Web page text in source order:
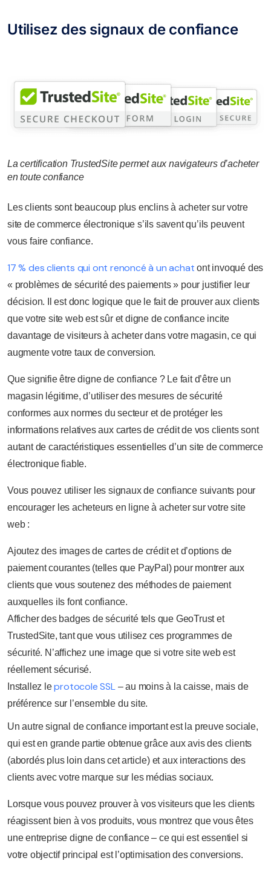
Utilisez des signaux de confiance
La certification TrustedSite permet aux navigateurs d’acheter
en toute confiance
Les clients sont beaucoup plus enclins à acheter sur votre
site de commerce électronique s’ils savent qu’ils peuvent
vous faire confiance.
17 % des clients qui ont renoncé à un achat ont invoqué des
« problèmes de sécurité des paiements » pour justifier leur
décision. Il est donc logique que le fait de prouver aux clients
que votre site web est sûr et digne de confiance incite
davantage de visiteurs à acheter dans votre magasin, ce qui
augmente votre taux de conversion.
Que signifie être digne de confiance ? Le fait d’être un
magasin légitime, d’utiliser des mesures de sécurité
conformes aux normes du secteur et de protéger les
informations relatives aux cartes de crédit de vos clients sont
autant de caractéristiques essentielles d’un site de commerce
électronique fiable.
Vous pouvez utiliser les signaux de confiance suivants pour
encourager les acheteurs en ligne à acheter sur votre site
web :
Ajoutez des images de cartes de crédit et d’options de
paiement courantes (telles que PayPal) pour montrer aux
clients que vous soutenez des méthodes de paiement
auxquelles ils font confiance.
Afficher des badges de sécurité tels que GeoTrust et
TrustedSite, tant que vous utilisez ces programmes de
sécurité. N’affichez une image que si votre site web est
réellement sécurisé.
Installez leprotocole SSL – au moins à la caisse, mais de
préférence sur l’ensemble du site.
Un autre signal de confiance important est la preuve sociale,
qui est en grande partie obtenue grâce aux avis des clients
(abordés plus loin dans cet article) et aux interactions des
clients avec votre marque sur les médias sociaux.
Lorsque vous pouvez prouver à vos visiteurs que les clients
réagissent bien à vos produits, vous montrez que vous êtes
une entreprise digne de confiance – ce qui est essentiel si
votre objectif principal est l’optimisation des conversions.